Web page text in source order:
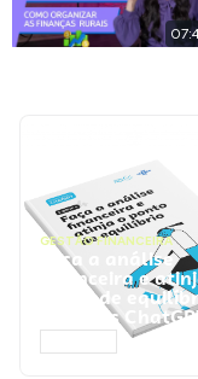
GESTÃO FINANCEIRA
Faça a análise
financeira e
ponto de
Prompts